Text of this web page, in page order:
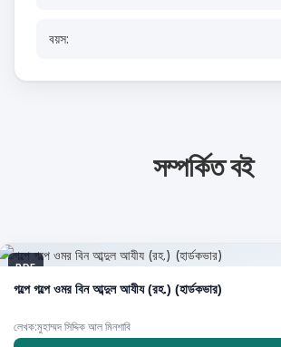
বয়স:
সম্পর্কিত বই
PDF
গল্পে গল্পে ওমর বিন আব্দুল আযীয (রহ.) (হার্ডকভার)
লেখক:মুহাম্মদ সিদ্দিক আল মিনশাবি